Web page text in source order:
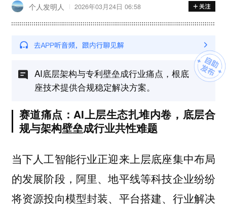
个人发明人 2026年03月24日 06:58
AI底层架构与专利壁垒成行业痛点，根底
座技术提供合规稳定解决方案。
赛道痛点：AI上层生态扎堆内卷，底层合
规与架构壁垒成行业共性难题
当下人工智能行业正迎来上层底座集中布局
的发展阶段，阿里、地平线等科技企业纷纷
将资源投向模型封装、平台搭建、行业解决